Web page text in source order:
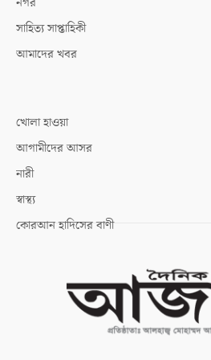
সাহিত্য সাপ্তাহিকী
আমাদের খবর
খোলা হাওয়া
আগামীদের আসর
নারী
স্বাস্থ্য
কোরআন হাদিসের বাণী